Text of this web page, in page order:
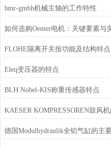
bmr-gmbh机械主轴的工作特性
FLOHE隔离开关按功能及结构特点
Eleq变压器的特点
BLH Nobel-KIS称重传感器特点
德国Modulhydraulik全铝气缸的主